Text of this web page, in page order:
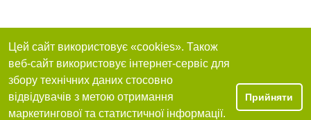
Цей сайт використовує «cookies». Також
веб-сайт використовує інтернет-сервіс для
збору технічних даних стосовно
відвідувачів з метою отримання
маркетингової та статистичної інформації.
Прийняти